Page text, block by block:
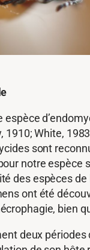
espèce
1910; White,
sont
notre espèce
des espèces de
ont été
bien
deux